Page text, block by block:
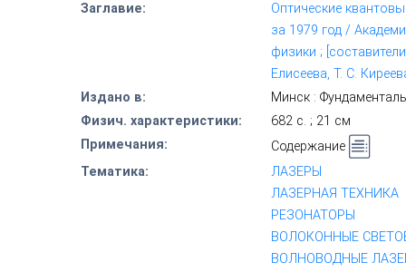
Заглавие:
Оптические
за 1979 год /
физики ;
Елисеева, Т. С.
Издано в:
Минск :
Физич. характеристики:
682 с. ; 21 см
Примечания:
Содержание
Тематика:
ЛАЗЕРЫ
ЛАЗЕРНАЯ ТЕХНИКА
РЕЗОНАТОРЫ
ВОЛОКОННЫЕ
ВОЛНОВОДНЫЕ